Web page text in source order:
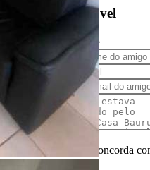
Indique este imóvel
Nome do amigo
Seu e-mail
E-mail do amigo
Mensagem
Ao ENVIAR você concorda
Privacidade